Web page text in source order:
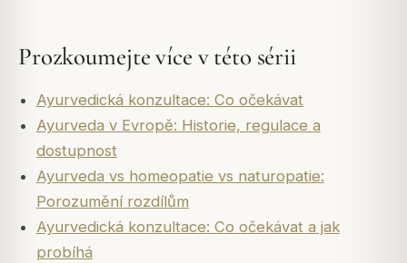
Prozkoumejte více v této sérii
Ayurvedická konzultace: Co očekávat
Ayurveda v Evropě: Historie, regulace a
dostupnost
Ayurveda vs homeopatie vs naturopatie:
Porozumění rozdílům
Ayurvedická konzultace: Co očekávat a jak
probíhá